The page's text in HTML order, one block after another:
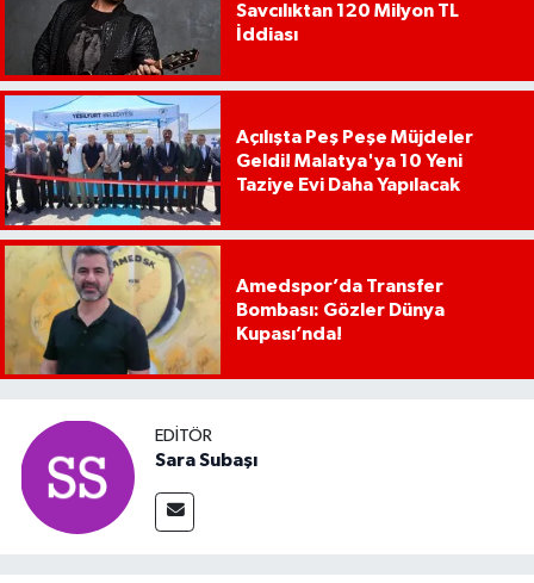
Savcılıktan 120 Milyon TL
İddiası
Açılışta Peş Peşe Müjdeler
Geldi! Malatya'ya 10 Yeni
Taziye Evi Daha Yapılacak
Amedspor’da Transfer
Bombası: Gözler Dünya
Kupası’nda!
EDITÖR
Sara Subaşı